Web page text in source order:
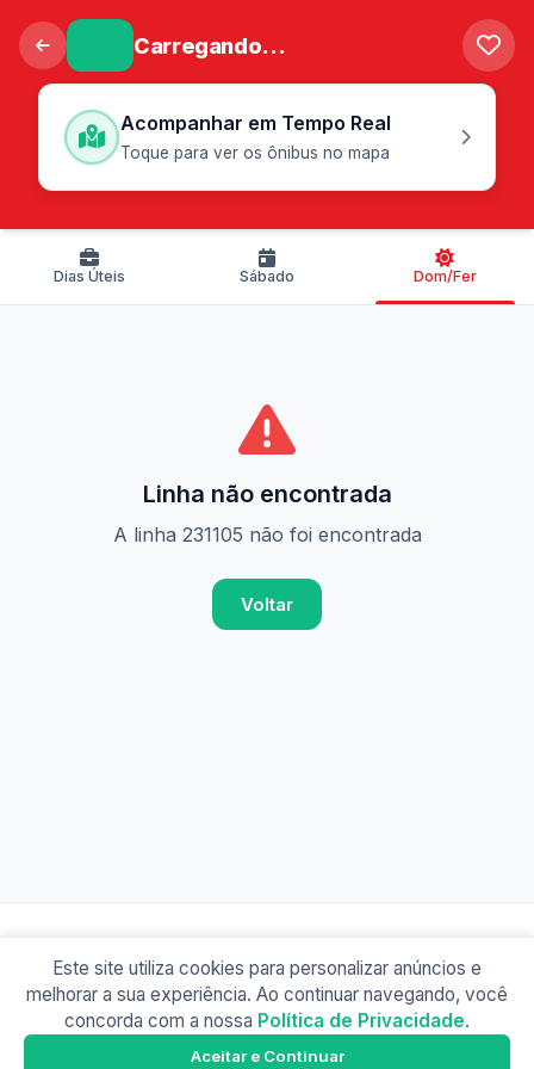
Carregando...
Acompanhar em Tempo Real
Toque para ver os ônibus no mapa
Dias Úteis Sábado Dom/Fer
Linha não encontrada
A linha 231105 não foi encontrada
Voltar
© 2026 Busão BR
Sobre Contato Política de Privacidade
Este site utiliza cookies para personalizar anúncios e
melhorar a sua experiência. Ao continuar navegando, você
concorda com a nossa Política de Privacidade.
Aceitar e Continuar